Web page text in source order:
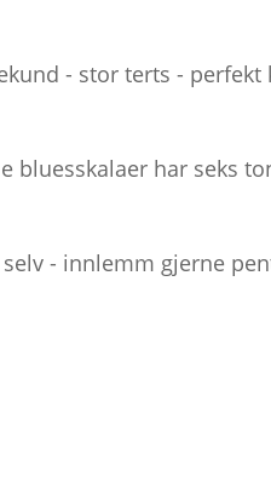
- stor terts - perfekt
bluesskalaer har seks
- innlemm gjerne